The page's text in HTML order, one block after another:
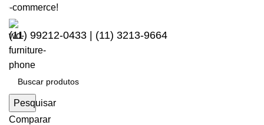
(11) 99212-0433 | (11) 3213-9664
Pesquisar
Comparar